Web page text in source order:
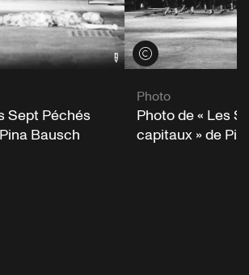
Sept Péchés
Bausch
Voir les crédits
Photo
Photo de « Les
capitaux » de